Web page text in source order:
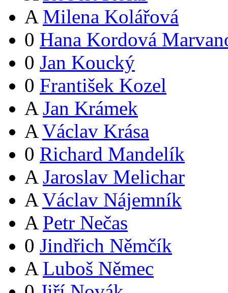
A Milena Kolářová
0 Hana Kordová
0 Jan Koucký
0 František Kozel
A Jan Krámek
A Václav Krása
0 Richard Mandelík
A Jaroslav Melichar
A Václav Nájemník
A Petr Nečas
0 Jindřich Němčík
A Luboš Němec